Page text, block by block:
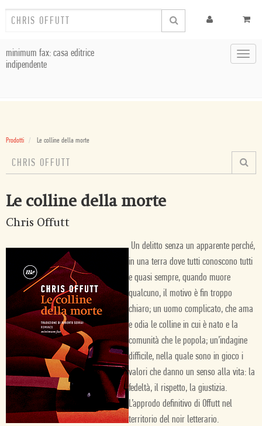
minimum fax: casa editrice
indipendente
Prodotti Le colline della morte
Le colline della morte
Chris Offutt
Un delitto senza un apparente perché,
in una terra dove tutti conoscono tutti
e quasi sempre, quando muore
qualcuno, il motivo è fin troppo
chiaro; un uomo complicato, che ama
e odia le colline in cui è nato e la
comunità che le popola; un’indagine
difficile, nella quale sono in gioco i
valori che danno un senso alla vita: la
fedeltà, il rispetto, la giustizia.
L’approdo definitivo di Offutt nel
territorio del noir letterario.